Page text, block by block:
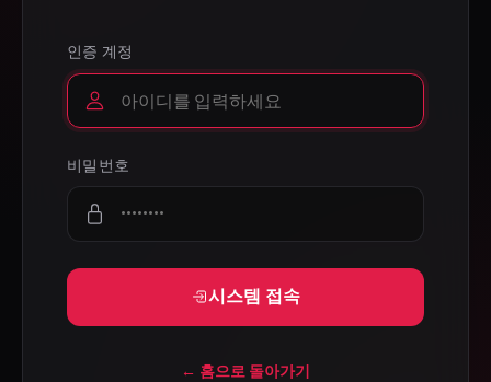
인증 계정
비밀번호
시스템 접속
← 홈으로 돌아가기